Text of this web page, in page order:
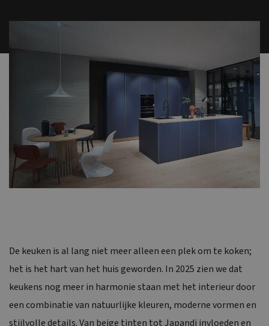
De keuken is al lang niet meer alleen een plek om te koken;
het is het hart van het huis geworden. In 2025 zien we dat
keukens nog meer in harmonie staan met het interieur door
een combinatie van natuurlijke kleuren, moderne vormen en
stijlvolle details. Van beige tinten tot Japandi invloeden en